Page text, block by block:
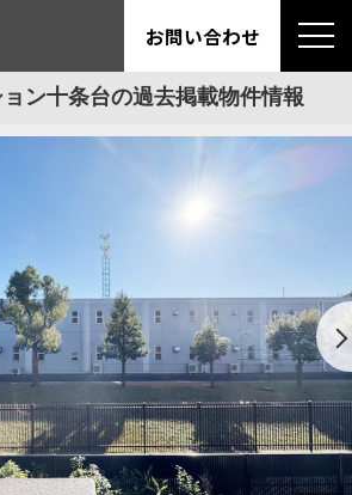
お問い合わせ
ン十条台の過去掲載物件情報